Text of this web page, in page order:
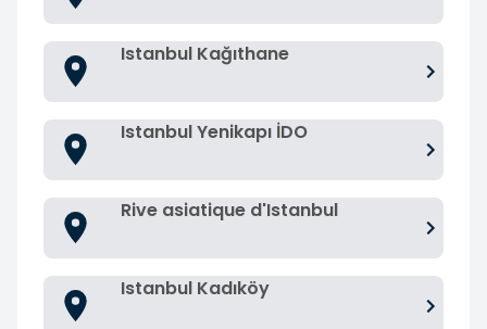
Istanbul Kağıthane
Istanbul Yenikapı İDO
Rive asiatique d'Istanbul
Istanbul Kadıköy